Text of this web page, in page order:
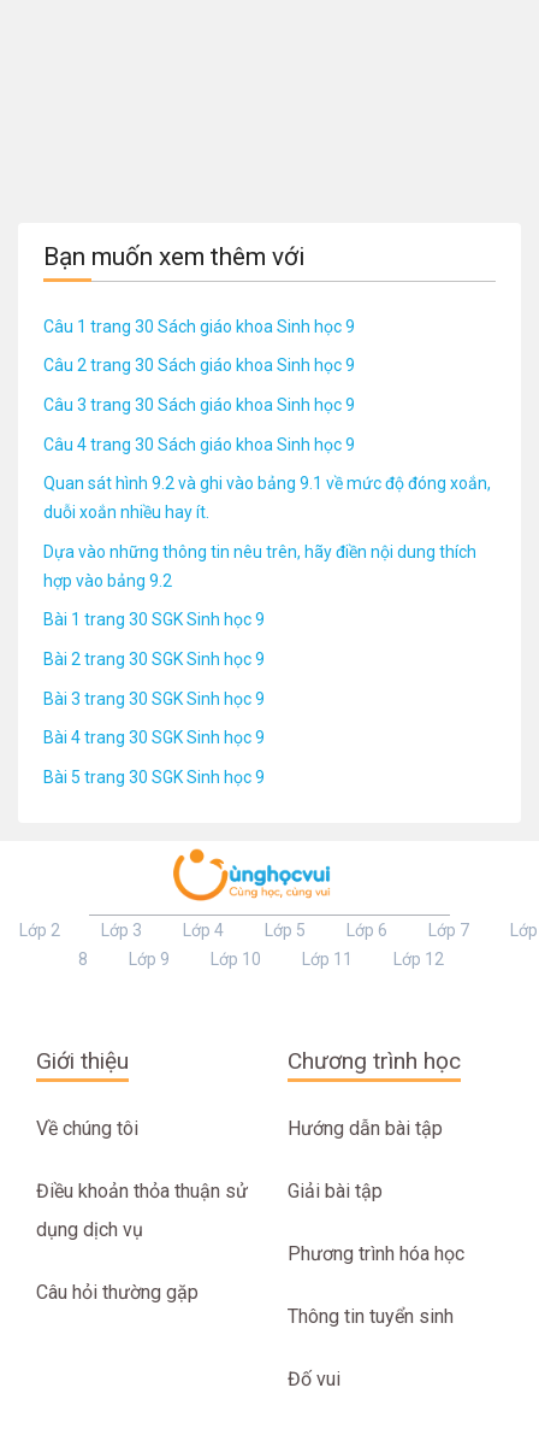
Bạn muốn xem thêm với
Câu 1 trang 30 Sách giáo khoa Sinh học 9
Câu 2 trang 30 Sách giáo khoa Sinh học 9
Câu 3 trang 30 Sách giáo khoa Sinh học 9
Câu 4 trang 30 Sách giáo khoa Sinh học 9
Quan sát hình 9.2 và ghi vào bảng 9.1 về mức độ đóng xoắn,
duỗi xoắn nhiều hay ít.
Dựa vào những thông tin nêu trên, hãy điền nội dung thích
hợp vào bảng 9.2
Bài 1 trang 30 SGK Sinh học 9
Bài 2 trang 30 SGK Sinh học 9
Bài 3 trang 30 SGK Sinh học 9
Bài 4 trang 30 SGK Sinh học 9
Bài 5 trang 30 SGK Sinh học 9
Lớp 2 Lớp 3 Lớp 4 Lớp 5 Lớp 6 Lớp 7
Lớp
8
Lớp 9 Lớp 10 Lớp 11 Lớp 12
Giới thiệu
Về chúng tôi
Điều khoản thỏa thuận sử
dụng dịch vụ
Câu hỏi thường gặp
Chương trình học
Hướng dẫn bài tập
Giải bài tập
Phương trình hóa học
Thông tin tuyển sinh
Đố vui